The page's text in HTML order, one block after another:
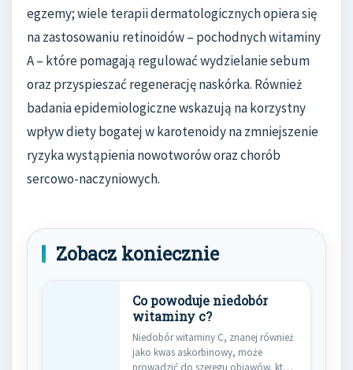
egzemy; wiele terapii dermatologicznych opiera się
na zastosowaniu retinoidów – pochodnych witaminy
A – które pomagają regulować wydzielanie sebum
oraz przyspieszać regenerację naskórka. Również
badania epidemiologiczne wskazują na korzystny
wpływ diety bogatej w karotenoidy na zmniejszenie
ryzyka wystąpienia nowotworów oraz chorób
sercowo-naczyniowych.
Zobacz koniecznie
Co powoduje niedobór
witaminy c?
Niedobór witaminy C, znanej również
jako kwas askorbinowy, może
prowadzić do szeregu objawów, które